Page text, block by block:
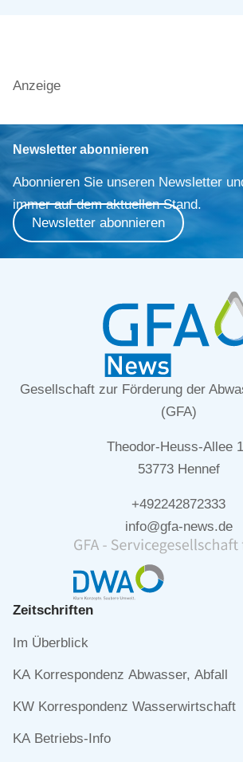
Anzeige
Newsletter abonnieren
Abonnieren Sie unseren Newsletter
immer auf dem aktuellen Stand.
Newsletter abonnieren
Gesellschaft zur Förderung der
(GFA)
Theodor-Heuss-Allee
53773 Hennef
+492242872333
info@gfa-news.de
Zeitschriften
Navigation
Im Überblick
KA Korrespondenz Abwasser, Abfall
KW Korrespondenz Wasserwirtschaft
KA Betriebs-Info